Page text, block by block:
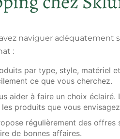
naviguer adéquatement
:
par type, style, matériel
ce que vous cherchez.
aider à faire un choix éclairé.
produits que vous envisagez
régulièrement des offres
de bonnes affaires.